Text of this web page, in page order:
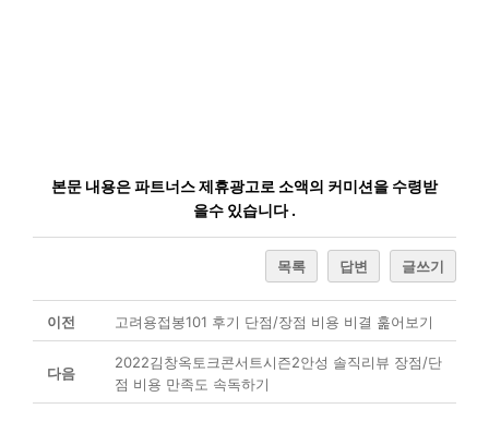
본문 내용은 파트너스 제휴광고로 소액의 커미션을 수령받
을수 있습니다 .
목록 답변 글쓰기
이전 고려용접봉101 후기 단점/장점 비용 비결 훑어보기
다음
2022김창옥토크콘서트시즌2안성 솔직리뷰 장점/단
점 비용 만족도 속독하기